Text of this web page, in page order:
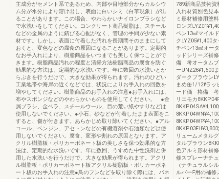
主成分がセメント系であるため、内部や目地部分からカルシウ
ム分が水分により溶け出し、表面に白いシミ（白華現象）が出
ることがあります。この場合、やわらかいナイロンブラシなど
で水洗いをしてください。コンクリート商品樹脂は、スチール
などの金属のように錆びる心配がなく、管理の手間が少ない素
材です。しかし、表面に付着した汚れを長期間そのままにして
おくと、変色などの腐食の原因になることがあります。定期的
なお手入れにより、樹脂商品をいつまでも美しく保つことがで
きます。樹脂商品汚れの程度と清掃方法樹脂商品の腐食を防ぐ
効果的な方法は、定期的な水洗いです。年に数回の水洗いとか
らぶきを行うだけで、大きな効果が得られます。汚れのひどい
工業地帯や海岸の近くなどでは、状況によりお手入れの回数を
増やしてください。樹脂商品のお手入れの注意●お手入れには、
布やスポンジなどのやわらかいものを使用してください。 ●金
属ブラシ、金ベラ、スチールウール、目の荒い紙やすりなどは
使用しないでください。●小石、砂などが付着したまま表面をこ
すると、傷が付きます。あらかじめ取り除いてください。●アル
コール、ベンジン、アセトンなどの有機溶剤や石油類などは使
用しないでください。腐食、変形や割れの原因となります。ア
クリル樹脂板・ポリカーボネート板の美しさを保つ効果的な方
法は、定期的な水洗いです。年に数回、うすめた中性洗剤と併
用した水洗いを行うだけで、大きな効果が得られます。アクリ
ル樹脂板・ポリカーボネート板アクリル樹脂板・ポリカーボネ
ート板のお手入れの注意●鳥のフンなどを取り除く際には、パネ
789新商品技術資
入れ材質別色見
ミ形材補修用
ロンズ
ペン13㎖マイル
クLYZ05¥1,400
チペン13㎖オー
ッドシリーズ
備 考オータムブ
ーUNZ26¥1,600
ダークブラウン
まめ缶1/12ℓラ
ード価 格備 考
リエモカ
リュームメタル
タルブラウン
色アルミ形材
修スプレーナチ
（ナチュラル
ルバーF用の補修